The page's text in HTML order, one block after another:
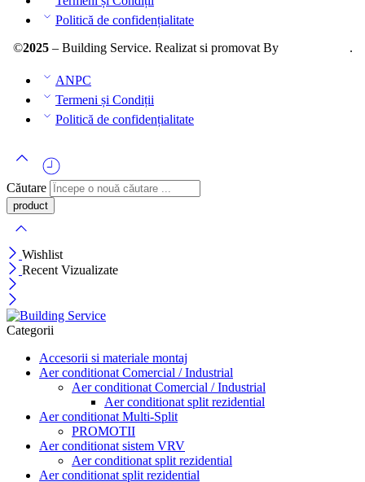
Politică de confidențialitate
©2025– Building Service. Realizat si promovat By .
ANPC
Termeni și Condiții
Politică de confidențialitate
Căutare
Wishlist
Recent Vizualizate
Categorii
Accesorii si materiale montaj
Aer conditionat Comercial / Industrial
Aer conditionat Comercial / Industrial
Aer conditionat split rezidential
Aer conditionat Multi-Split
PROMOTII
Aer conditionat sistem VRV
Aer conditionat split rezidential
Aer conditionat split rezidential